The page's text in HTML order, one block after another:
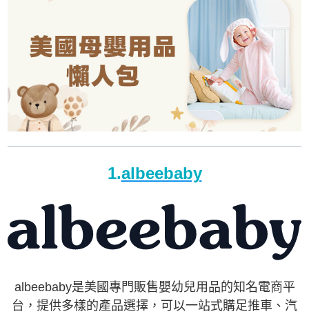
1.albeebaby
albeebaby是美國專門販售嬰幼兒用品的知名電商平
台，提供多樣的產品選擇，可以一站式購足推車、汽